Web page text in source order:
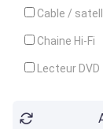
Cable /
Chaine Hi-Fi
Lecteur DVD